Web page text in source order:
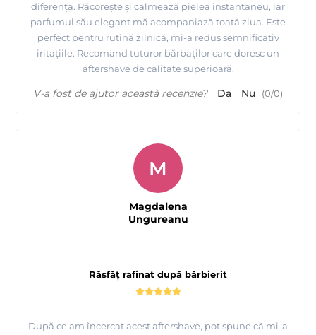
diferența. Răcorește și calmează pielea instantaneu, iar
parfumul său elegant mă acompaniază toată ziua. Este
perfect pentru rutină zilnică, mi-a redus semnificativ
iritațiile. Recomand tuturor bărbaților care doresc un
aftershave de calitate superioară.
V-a fost de ajutor această recenzie? Da Nu (0/0)
Răsfăț rafinat după bărbierit
După ce am încercat acest aftershave, pot spune că mi-a
M
Magdalena
Ungureanu